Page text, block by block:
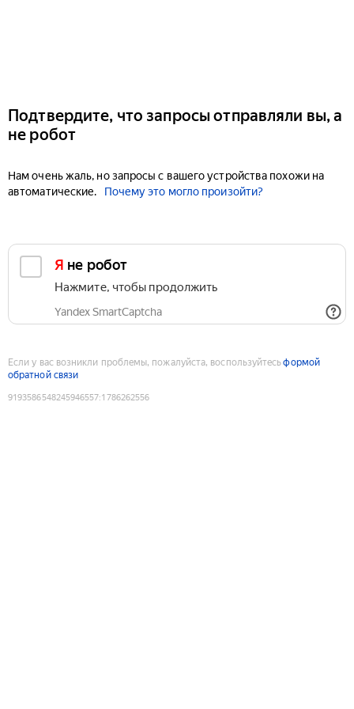
Подтвердите, что запросы отправляли вы, а
не робот
Нам очень жаль, но запросы с вашего устройства похожи на
автоматические.
Почему это могло произойти?
Я не робот
Нажмите, чтобы продолжить
Yandex SmartCaptcha
Если у вас возникли проблемы, пожалуйста, воспользуйтесьформой
обратной связи
9193586548245946557:1786262556